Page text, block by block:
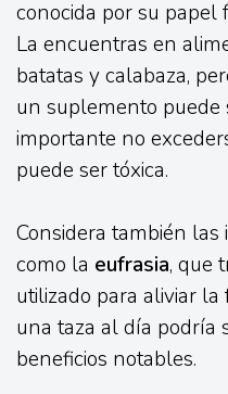
conocida por su
La encuentras en
batatas y calabaza,
un suplemento puede
importante no
puede ser tóxica.
Considera también
como la eufrasia, que
utilizado para aliviar
una taza al día podría
beneficios notables.